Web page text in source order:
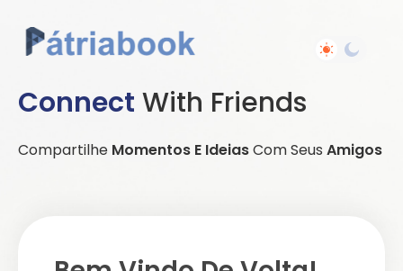
Connect With Friends
Compartilhe Momentos E IdeiasCom Seus Amigos